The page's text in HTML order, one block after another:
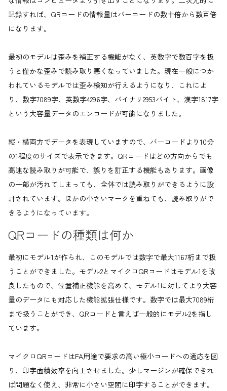
記録すれば、QRコードの情報量はバーコードの数十倍から数百倍
になります。
最初のモデルは歪みを補正する機能がなく、英数字で数百字を扱
うと僅かな歪みで読み取り悪くなっていました。現在一般につか
われているモデルでは歪み検知が行えるようになり、これによ
り、数字7089字、英数字4296字、バイナリ2953バイト、漢字1817字
という大容量データのエンコードが可能になりました。
縦・横両方でデータを表現していますので、バーコードより10分
の1程度のサイズで表示できます。QRコードはどの方向からでも
高速な読み取りが可能で、誤りを訂正する機能もあります。画像
の一部が汚れてしまっても、全体では読み取りができるように設
計されています。ほかの小さいマークを重ねても、読み取りがで
きるようになっています。
QRコードの種類は何か
最初にモデル1が作られ、このモデルでは数字で最大1167桁まで扱
うことができました。モデル2とマイクロQRコードはモデル1を改
良したもので、位置補正機能を高めて、モデル1に対してより大容
量のデータにも対応した機能拡張仕様です。数字では最大7089桁
まで扱うことができ、QRコードと言えば一般的にモデル2を指し
ています。
マイクロQRコードはFA用途で要求の高い極小コードへの適応を図
り、印字面積効率を向上させました。少しマージンが確保できれ
ば問題なく使え、非常に小さい空間に印字することができます。